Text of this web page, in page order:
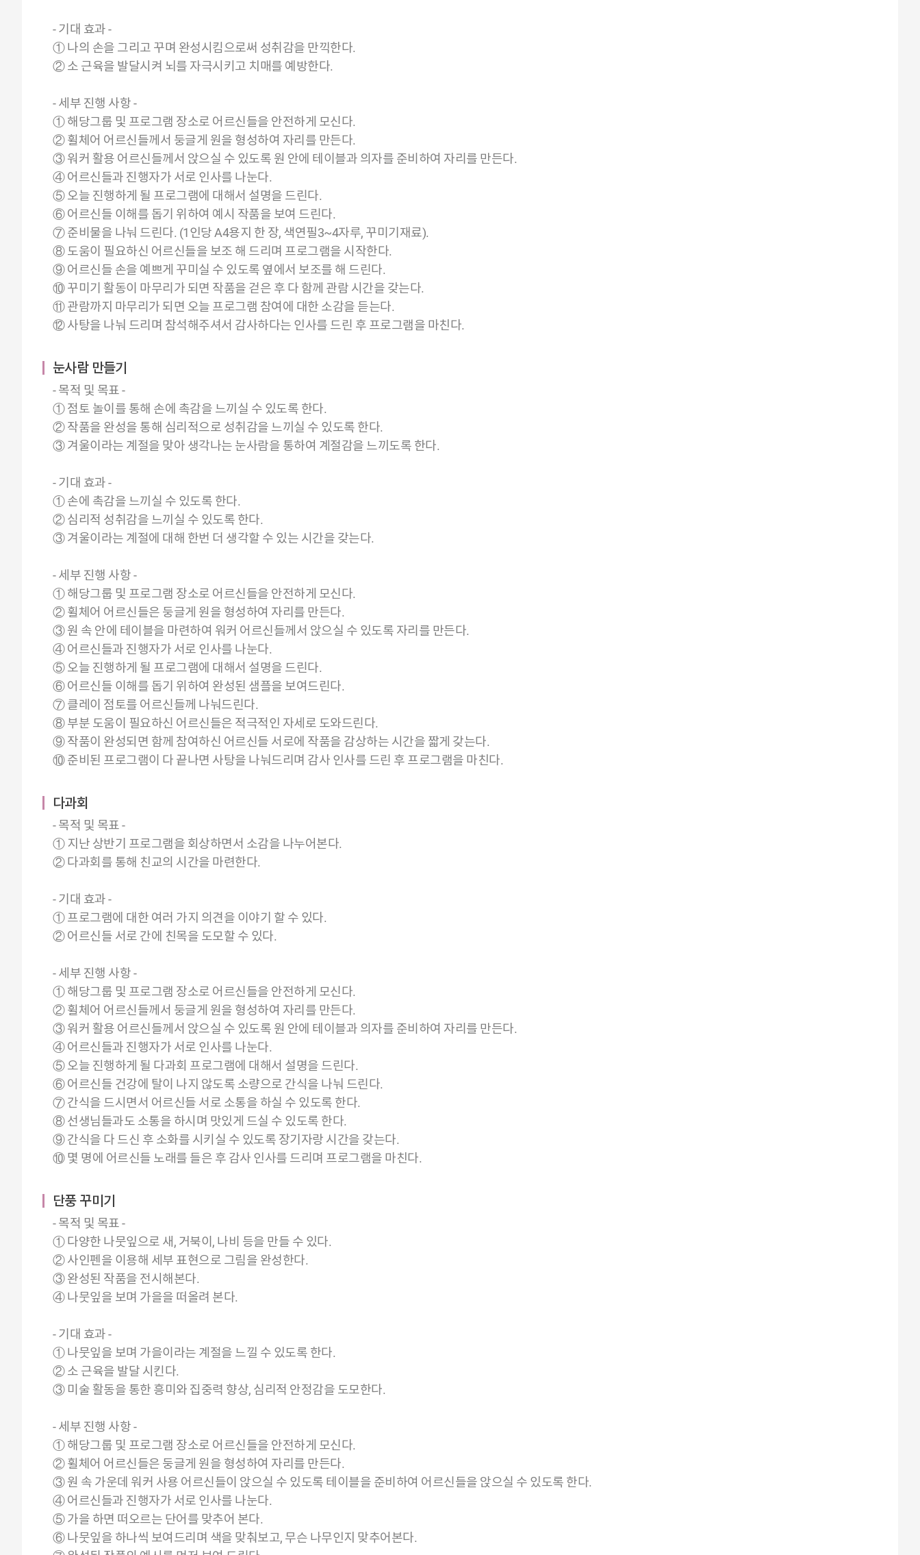
- 기대 효과 -
① 나의 손을 그리고 꾸며 완성시킴으로써 성취감을 만끽한다.
② 소 근육을 발달시켜 뇌를 자극시키고 치매를 예방한다.
- 세부 진행 사항 -
① 해당그룹 및 프로그램 장소로 어르신들을 안전하게 모신다.
② 휠체어 어르신들께서 둥글게 원을 형성하여 자리를 만든다.
③ 워커 활용 어르신들께서 앉으실 수 있도록 원 안에 테이블과 의자를 준비하여 자리를 만든다.
④ 어르신들과 진행자가 서로 인사를 나눈다.
⑤ 오늘 진행하게 될 프로그램에 대해서 설명을 드린다.
⑥ 어르신들 이해를 돕기 위하여 예시 작품을 보여 드린다.
⑦ 준비물을 나눠 드린다. (1인당 A4용지 한 장, 색연필3~4자루, 꾸미기재료).
⑧ 도움이 필요하신 어르신들을 보조 해 드리며 프로그램을 시작한다.
⑨ 어르신들 손을 예쁘게 꾸미실 수 있도록 옆에서 보조를 해 드린다.
⑩ 꾸미기 활동이 마무리가 되면 작품을 걷은 후 다 함께 관람 시간을 갖는다.
⑪ 관람까지 마무리가 되면 오늘 프로그램 참여에 대한 소감을 듣는다.
⑫ 사탕을 나눠 드리며 참석해주셔서 감사하다는 인사를 드린 후 프로그램을 마친다.
눈사람 만들기
- 목적 및 목표 -
① 점토 놀이를 통해 손에 촉감을 느끼실 수 있도록 한다.
② 작품을 완성을 통해 심리적으로 성취감을 느끼실 수 있도록 한다.
③ 겨울이라는 계절을 맞아 생각나는 눈사람을 통하여 계절감을 느끼도록 한다.
- 기대 효과 -
① 손에 촉감을 느끼실 수 있도록 한다.
② 심리적 성취감을 느끼실 수 있도록 한다.
③ 겨울이라는 계절에 대해 한번 더 생각할 수 있는 시간을 갖는다.
- 세부 진행 사항 -
① 해당그룹 및 프로그램 장소로 어르신들을 안전하게 모신다.
② 휠체어 어르신들은 둥글게 원을 형성하여 자리를 만든다.
③ 원 속 안에 테이블을 마련하여 워커 어르신들께서 앉으실 수 있도록 자리를 만든다.
④ 어르신들과 진행자가 서로 인사를 나눈다.
⑤ 오늘 진행하게 될 프로그램에 대해서 설명을 드린다.
⑥ 어르신들 이해를 돕기 위하여 완성된 샘플을 보여드린다.
⑦ 클레이 점토를 어르신들께 나눠드린다.
⑧ 부분 도움이 필요하신 어르신들은 적극적인 자세로 도와드린다.
⑨ 작품이 완성되면 함께 참여하신 어르신들 서로에 작품을 감상하는 시간을 짧게 갖는다.
⑩ 준비된 프로그램이 다 끝나면 사탕을 나눠드리며 감사 인사를 드린 후 프로그램을 마친다.
다과회
- 목적 및 목표 -
① 지난 상반기 프로그램을 회상하면서 소감을 나누어본다.
② 다과회를 통해 친교의 시간을 마련한다.
- 기대 효과 -
① 프로그램에 대한 여러 가지 의견을 이야기 할 수 있다.
② 어르신들 서로 간에 친목을 도모할 수 있다.
- 세부 진행 사항 -
① 해당그룹 및 프로그램 장소로 어르신들을 안전하게 모신다.
② 휠체어 어르신들께서 둥글게 원을 형성하여 자리를 만든다.
③ 워커 활용 어르신들께서 앉으실 수 있도록 원 안에 테이블과 의자를 준비하여 자리를 만든다.
④ 어르신들과 진행자가 서로 인사를 나눈다.
⑤ 오늘 진행하게 될 다과회 프로그램에 대해서 설명을 드린다.
⑥ 어르신들 건강에 탈이 나지 않도록 소량으로 간식을 나눠 드린다.
⑦ 간식을 드시면서 어르신들 서로 소통을 하실 수 있도록 한다.
⑧ 선생님들과도 소통을 하시며 맛있게 드실 수 있도록 한다.
⑨ 간식을 다 드신 후 소화를 시키실 수 있도록 장기자랑 시간을 갖는다.
⑩ 몇 명에 어르신들 노래를 들은 후 감사 인사를 드리며 프로그램을 마친다.
단풍 꾸미기
- 목적 및 목표 -
① 다양한 나뭇잎으로 새, 거북이, 나비 등을 만들 수 있다.
② 사인펜을 이용해 세부 표현으로 그림을 완성한다.
③ 완성된 작품을 전시해본다.
④ 나뭇잎을 보며 가을을 떠올려 본다.
- 기대 효과 -
① 나뭇잎을 보며 가을이라는 계절을 느낄 수 있도록 한다.
② 소 근육을 발달 시킨다.
③ 미술 활동을 통한 흥미와 집중력 향상, 심리적 안정감을 도모한다.
- 세부 진행 사항 -
① 해당그룹 및 프로그램 장소로 어르신들을 안전하게 모신다.
② 휠체어 어르신들은 둥글게 원을 형성하여 자리를 만든다.
③ 원 속 가운데 워커 사용 어르신들이 앉으실 수 있도록 테이블을 준비하여 어르신들을 앉으실 수 있도록 한다.
④ 어르신들과 진행자가 서로 인사를 나눈다.
⑤ 가을 하면 떠오르는 단어를 맞추어 본다.
⑥ 나뭇잎을 하나씩 보여드리며 색을 맞춰보고, 무슨 나무인지 맞추어본다.